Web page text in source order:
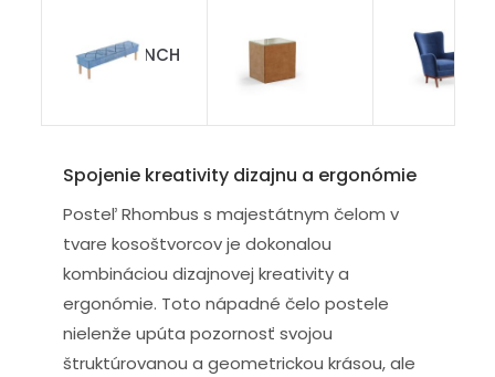
Lavica BENCH Cube De Luxe
Spojenie kreativity dizajnu a ergonómie
Posteľ Rhombus s majestátnym čelom v
tvare kosoštvorcov je dokonalou
kombináciou dizajnovej kreativity a
ergonómie. Toto nápadné čelo postele
nielenže upúta pozornosť svojou
štruktúrovanou a geometrickou krásou, ale